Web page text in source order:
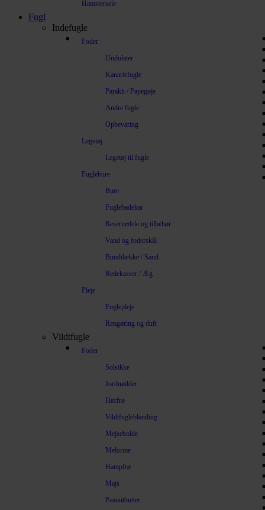
Hamstersele
Fugl
Indefugle
Foder
Undulater
Kanariefugle
Parakit / Papegøje
Andre fugle
Opbevaring
Legetøj
Legetøj til fugle
Fuglebure
Bure
Fuglebadekar
Reservedele og tilbehør
Vand og foderskål
Bunddække / Sand
Redekasser / Æg
Pleje
Fuglepleje
Rengøring og duft
Vildtfugle
Foder
Solsikke
Jordnødder
Hørfrø
Vildtfugleblanding
Mejsebolde
Melorme
Hampfrø
Majs
Peanutbutter